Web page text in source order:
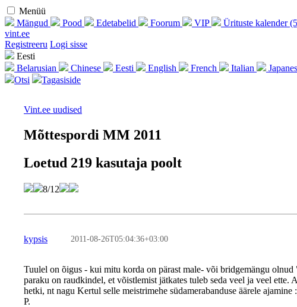
Menüü
Mängud
Pood Edetabelid Foorum VIP Ürituste kalender
vint.ee
Regist­reeru Logi sisse
Eesti
Belarusian
Chinese Eesti English French Italian
Otsi
Tagasiside
Vint.ee uudised
Mõttespordi MM 2011
Loetud 219 kasutaja poolt
8/12
kypsis 2011-08-26T05:04:36+03:00
Tuulel on õigus - kui mitu korda on pärast male- või bridgemängu
paraku on raudkindel, et võistlemist jätkates tuleb seda veel ja veel ette.
hetki, nt nagu Kertul selle meistrimehe südamerabanduse äärele ajamine
P.